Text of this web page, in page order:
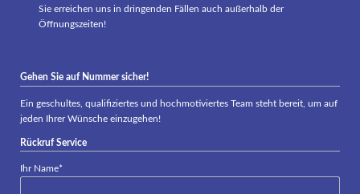
Sie erreichen uns in dringenden Fällen auch außerhalb der
Öffnungszeiten!
Gehen Sie auf Nummer sicher!
Ein geschultes, qualifiziertes und hochmotiviertes Team steht bereit, um auf
jeden Ihrer Wünsche einzugehen!
Rückruf Service
Pflichtfeld
Ihr Name*